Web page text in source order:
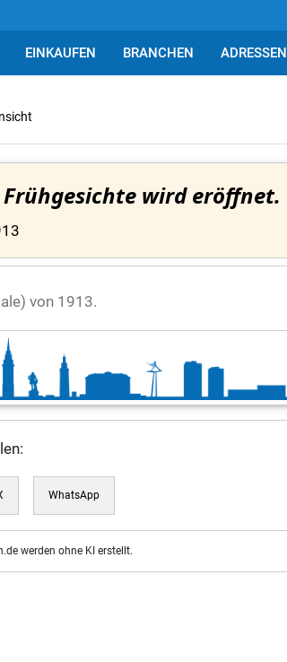
EINKAUFEN BRANCHEN ADRESSEN
wird eröffnet.
von 1913.
WhatsApp
werden ohne KI erstellt.